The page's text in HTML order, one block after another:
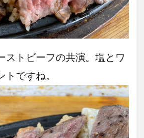
ストビーフの共演。塩とワ
ですね。